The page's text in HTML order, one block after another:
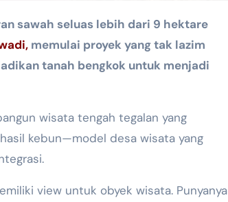
sawah seluas lebih dari 9 hektare
memulai proyek yang tak lazim
tanah bengkok untuk menjadi
wisata tengah tegalan yang
kebun—model desa wisata yang
view untuk obyek wisata. Punyanya